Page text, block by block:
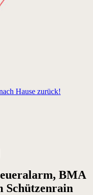
Hause zurück!
BMA
Schützenrain